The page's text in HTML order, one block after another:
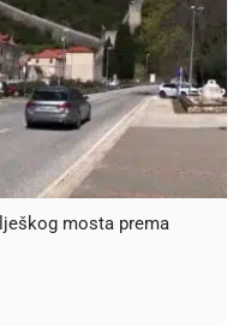
mosta prema